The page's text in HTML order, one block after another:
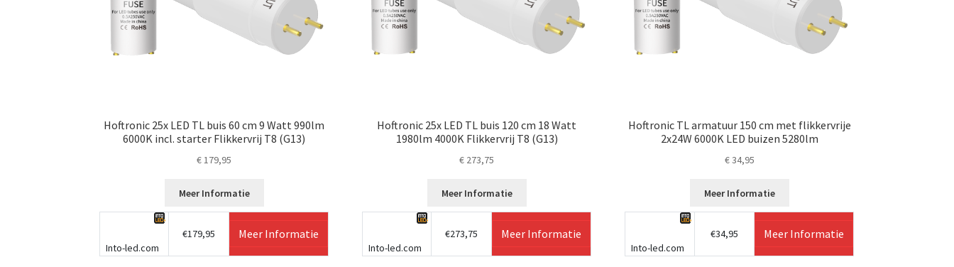
Hoftronic 25x LED TL buis 60 cm 9 Watt 990lm
6000K incl. starter Flikkervrij T8 (G13)
€179,95
Meer Informatie
Into-led.com
€179,95 Meer Informatie
Hoftronic 25x LED TL buis 120 cm 18 Watt
1980lm 4000K Flikkervrij T8 (G13)
€ 273,75
Meer Informatie
Into-led.com
€273,75 Meer Informatie
Hoftronic TL armatuur 150 cm met flikkervrije
2x24W 6000K LED buizen 5280lm
€34,95
Meer Informatie
Into-led.com
€34,95 Meer Informatie